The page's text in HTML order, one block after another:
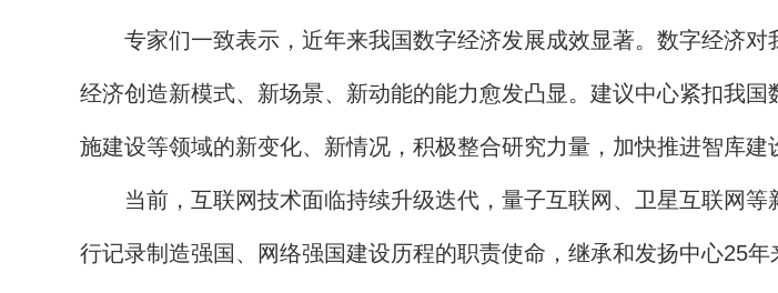
专家们一致表示，近年来我国数字经济发展成效显著。数字经济对
经济创造新模式、新场景、新动能的能力愈发凸显。建议中心紧扣我
施建设等领域的新变化、新情况，积极整合研究力量，加快推进智库建
当前，互联网技术面临持续升级迭代，量子互联网、卫星互联网等
行记录制造强国、网络强国建设历程的职责使命，继承和发扬中心25